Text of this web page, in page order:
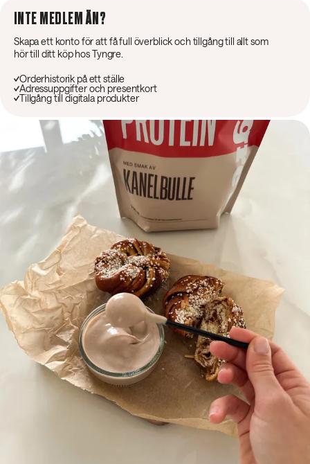
INTE MEDLEM ÄN?
Skapa ett konto för att få full överblick och tillgång till allt som
hör till ditt köp hos Tyngre.
Orderhistorik på ett ställe
Adressuppgifter och presentkort
Tillgång till digitala produkter